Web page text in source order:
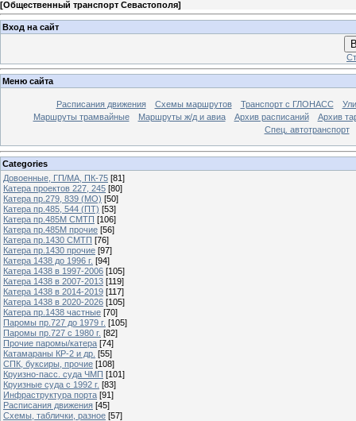
[Общественный транспорт Севастополя]
Вход на сайт
Меню сайта
Расписания движения Схемы маршрутов Транспорт с ГЛОНАСС
Маршруты трамвайные
Маршруты ж/д и авиа Архив расписаний
Архив
Спец. автотранспорт
Categories
Довоенные, ГП/МА, ПК-75 [81]
Катера проектов 227, 245 [80]
Катера пр.279, 839 (МО) [50]
Катера пр.485, 544 (ПТ) [53]
Катера пр.485М СМТП [106]
Катера пр.485М прочие [56]
Катера пр.1430 СМТП [76]
Катера пр.1430 прочие [97]
Катера 1438 до 1996 г. [94]
Катера 1438 в 1997-2006 [105]
Катера 1438 в 2007-2013 [119]
Катера 1438 в 2014-2019 [117]
Катера 1438 в 2020-2026 [105]
Катера пр.1438 частные [70]
Паромы пр.727 до 1979 г. [105]
Паромы пр.727 с 1980 г. [82]
Прочие паромы/катера [74]
Катамараны КР-2 и др. [55]
СПК, буксиры, прочие [108]
Круизно-пасс. суда ЧМП [101]
Круизные суда с 1992 г. [83]
Инфраструктура порта [91]
Расписания движения [45]
Схемы, таблички, разное [57]